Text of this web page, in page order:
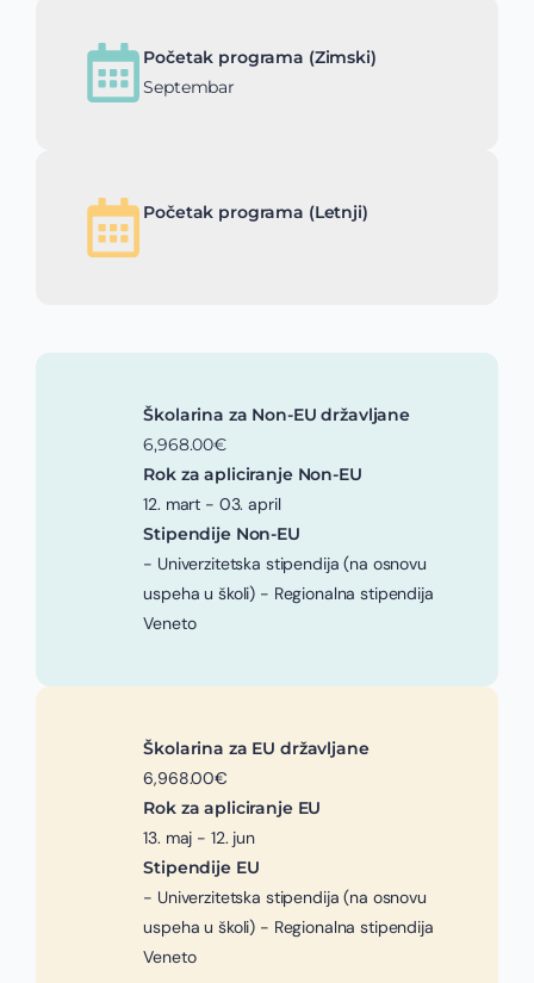
Početak programa (Zimski)
Septembar
Početak programa (Letnji)
Školarina za Non-EU državljane
6,968.00€
Rok za apliciranje Non-EU
12. mart - 03. april
Stipendije Non-EU
- Univerzitetska stipendija (na osnovu
uspeha u školi) - Regionalna stipendija
Veneto
Školarina za EU državljane
6,968.00€
Rok za apliciranje EU
13. maj - 12. jun
Stipendije EU
- Univerzitetska stipendija (na osnovu
uspeha u školi) - Regionalna stipendija
Veneto